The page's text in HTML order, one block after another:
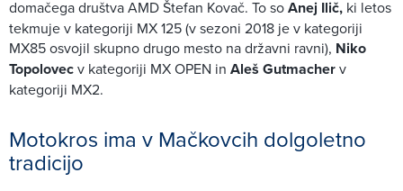
domačega društva AMD Štefan Kovač. To soAnej Ilič, ki letos
tekmuje v kategoriji MX 125 (v sezoni 2018 je v kategoriji
MX85 osvojil skupno drugo mesto na državni ravni), Niko
Topolovecv kategoriji MX OPEN in Aleš Gutmacherv
kategoriji MX2.
Motokros ima v Mačkovcih dolgoletno
tradicijo